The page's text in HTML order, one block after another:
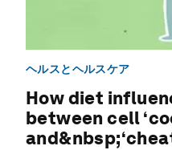
ヘルスとヘルスケア
How diet
between cell